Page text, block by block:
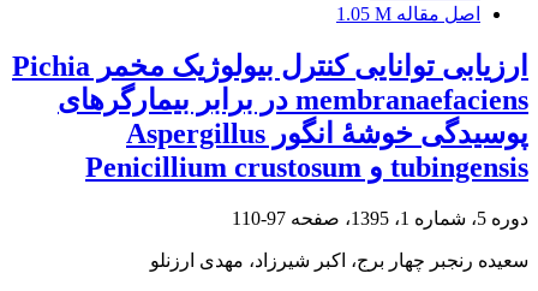
اصل مقاله 1.05 M
ارزیابی توانایی کنترل بیولوژیک مخمر Pichia
membranaefaciens در برابر بیمارگرهای
پوسیدگی خوشۀ انگور Aspergillus
tubingensis و Penicillium crustosum
دوره 5، شماره 1، 1395، صفحه 97-110
سعیده رنجبر چهار برج، اکبر شیرزاد، مهدی ارزنلو